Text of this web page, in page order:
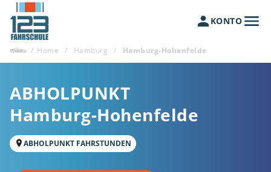
KONTO
/ Home / Hamburg / Hamburg-Hohenfelde
ABHOLPUNKT
Hamburg-Hohenfelde
ABHOLPUNKT FAHRSTUNDEN